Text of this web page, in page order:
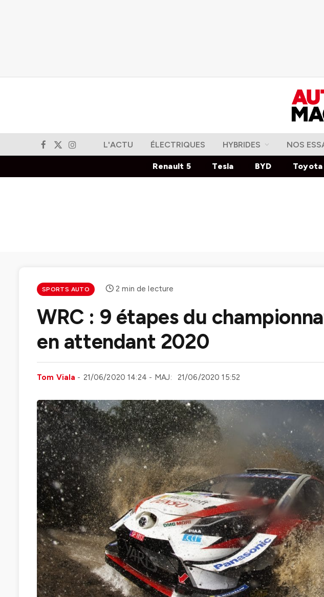
Facebook
X
InstagramL'ACTU ÉLECTRIQUES HYBRIDES NOS
Renault 5 Tesla BYD Toyota
SPORTS AUTO 2 min de lecture
WRC : 9 étapes du
en attendant 2020
Tom Viala 21/06/2020 14:24 MAJ: 21/06/2020 15:52